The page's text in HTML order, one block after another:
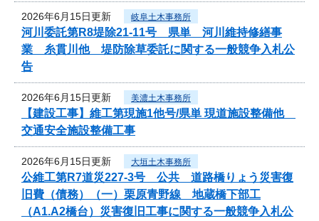
2026年6月15日更新 岐阜土木事務所
河川委託第R8堤除21-11号 県単 河川維持修繕事
業 糸貫川他 堤防除草委託に関する一般競争入札公
告
2026年6月15日更新 美濃土木事務所
【建設工事】維工第現施1他号/県単 現道施設整備他
交通安全施設整備工事
2026年6月15日更新 大垣土木事務所
公維工第R7道災227-3号 公共 道路橋りょう災害復
旧費（債務）（一）栗原青野線 地蔵橋下部工
（A1.A2橋台）災害復旧工事に関する一般競争入札公